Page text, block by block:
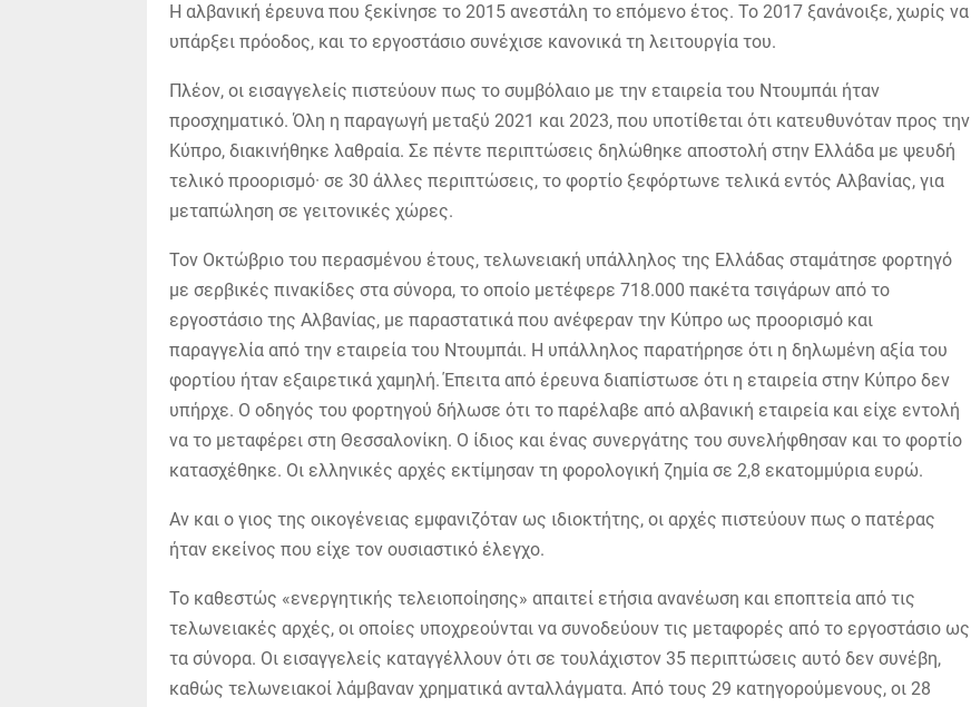
Η αλβανική έρευνα που ξεκίνησε το 2015 ανεστάλη το επόμενο έτος. Το 2017 ξανάνοιξε, χωρίς να
υπάρξει πρόοδος, και το εργοστάσιο συνέχισε κανονικά τη λειτουργία του.
Πλέον, οι εισαγγελείς πιστεύουν πως το συμβόλαιο με την εταιρεία του Ντουμπάι ήταν
προσχηματικό. Όλη η παραγωγή μεταξύ 2021 και 2023, που υποτίθεται ότι κατευθυνόταν προς την
Κύπρο, διακινήθηκε λαθραία. Σε πέντε περιπτώσεις δηλώθηκε αποστολή στην Ελλάδα με ψευδή
τελικό προορισμό· σε 30 άλλες περιπτώσεις, το φορτίο ξεφόρτωνε τελικά εντός Αλβανίας, για
μεταπώληση σε γειτονικές χώρες.
Τον Οκτώβριο του περασμένου έτους, τελωνειακή υπάλληλος της Ελλάδας σταμάτησε φορτηγό
με σερβικές πινακίδες στα σύνορα, το οποίο μετέφερε 718.000 πακέτα τσιγάρων από το
εργοστάσιο της Αλβανίας, με παραστατικά που ανέφεραν την Κύπρο ως προορισμό και
παραγγελία από την εταιρεία του Ντουμπάι. Η υπάλληλος παρατήρησε ότι η δηλωμένη αξία του
φορτίου ήταν εξαιρετικά χαμηλή. Έπειτα από έρευνα διαπίστωσε ότι η εταιρεία στην Κύπρο δεν
υπήρχε. Ο οδηγός του φορτηγού δήλωσε ότι το παρέλαβε από αλβανική εταιρεία και είχε εντολή
να το μεταφέρει στη Θεσσαλονίκη. Ο ίδιος και ένας συνεργάτης του συνελήφθησαν και το φορτίο
κατασχέθηκε. Οι ελληνικές αρχές εκτίμησαν τη φορολογική ζημία σε 2,8 εκατομμύρια ευρώ.
Αν και ο γιος της οικογένειας εμφανιζόταν ως ιδιοκτήτης, οι αρχές πιστεύουν πως ο πατέρας
ήταν εκείνος που είχε τον ουσιαστικό έλεγχο.
Το καθεστώς «ενεργητικής τελειοποίησης» απαιτεί ετήσια ανανέωση και εποπτεία από τις
τελωνειακές αρχές, οι οποίες υποχρεούνται να συνοδεύουν τις μεταφορές από το εργοστάσιο ως
τα σύνορα. Οι εισαγγελείς καταγγέλλουν ότι σε τουλάχιστον 35 περιπτώσεις αυτό δεν συνέβη,
καθώς τελωνειακοί λάμβαναν χρηματικά ανταλλάγματα. Από τους 29 κατηγορούμενους, οι 28